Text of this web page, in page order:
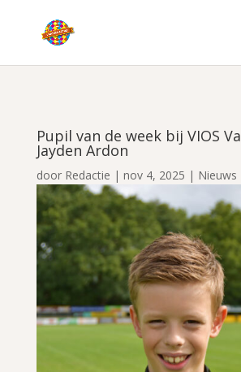
Pupil van de week bij VIOS
Jayden Ardon
door Redactie | nov 4, 2025 | Nieuws